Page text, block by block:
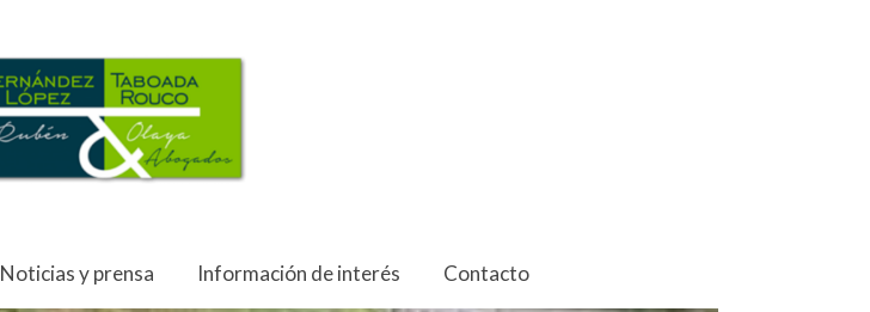
Noticias y prensa Información de interés Contacto